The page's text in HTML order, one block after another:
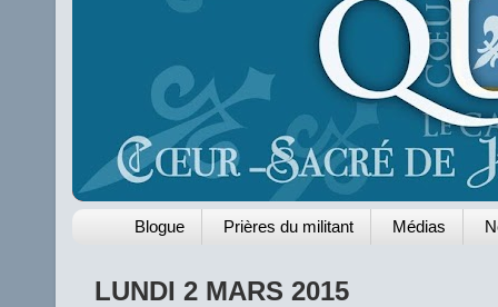
Blogue Prières du militant Médias
LUNDI 2 MARS 2015